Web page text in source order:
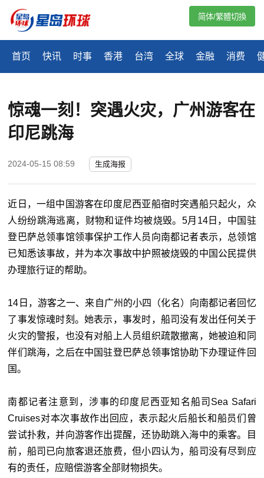
首页 快讯 时事 香港 台湾 全球 金融 消费
简体/繁體切換
惊魂一刻！突遇火灾，广州游客在
印尼跳海
2024-05-15 08:59 生成海报
近日，一组中国游客在印度尼西亚船宿时突遇船只起火，众
人纷纷跳海逃离，财物和证件均被烧毁。5月14日，中国驻
登巴萨总领事馆领事保护工作人员向南都记者表示，总领馆
已知悉该事故，并为本次事故中护照被烧毁的中国公民提供
办理旅行证的帮助。
14日，游客之一、来自广州的小四（化名）向南都记者回忆
了事发惊魂时刻。她表示，事发时，船司没有发出任何关于
火灾的警报，也没有对船上人员组织疏散撤离，她被迫和同
伴们跳海，之后在中国驻登巴萨总领事馆协助下办理证件回
国。
南都记者注意到，涉事的印度尼西亚知名船司Sea Safari
Cruises对本次事故作出回应，表示起火后船长和船员们曾
尝试扑救，并向游客作出提醒，还协助跳入海中的乘客。目
前，船司已向旅客退还旅费，但小四认为，船司没有尽到应
有的责任，应赔偿游客全部财物损失。